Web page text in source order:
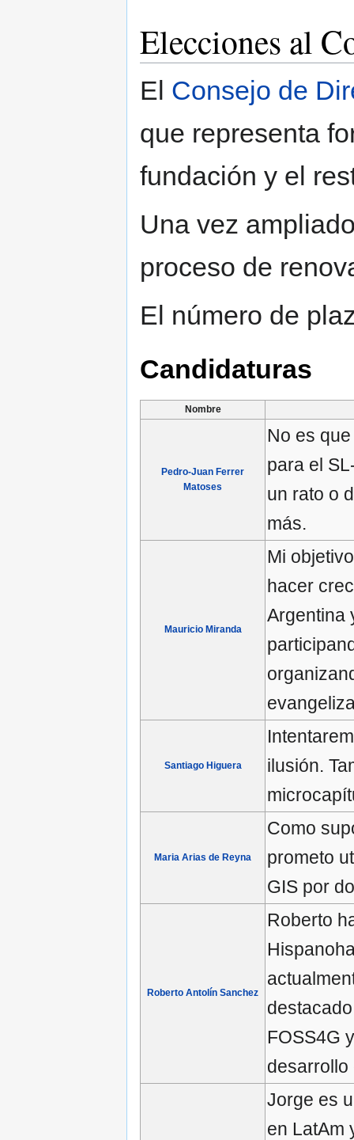
Elecciones al
El Consejo de
que representa
fundación y el
Una vez
proceso de
El número de
Candidaturas
Nombre
Pedro-Juan Ferrer
Matoses
No es
para el
un rato o
más.
Mauricio Miranda
Mi
hacer
Argentina
Santiago Higuera
ilusión.
Maria Arias de Reyna
Como
prometo
GIS por
Roberto Antolín Sanchez
Roberto
FOSS4G
desarrollo
Jorge es
en LatAm